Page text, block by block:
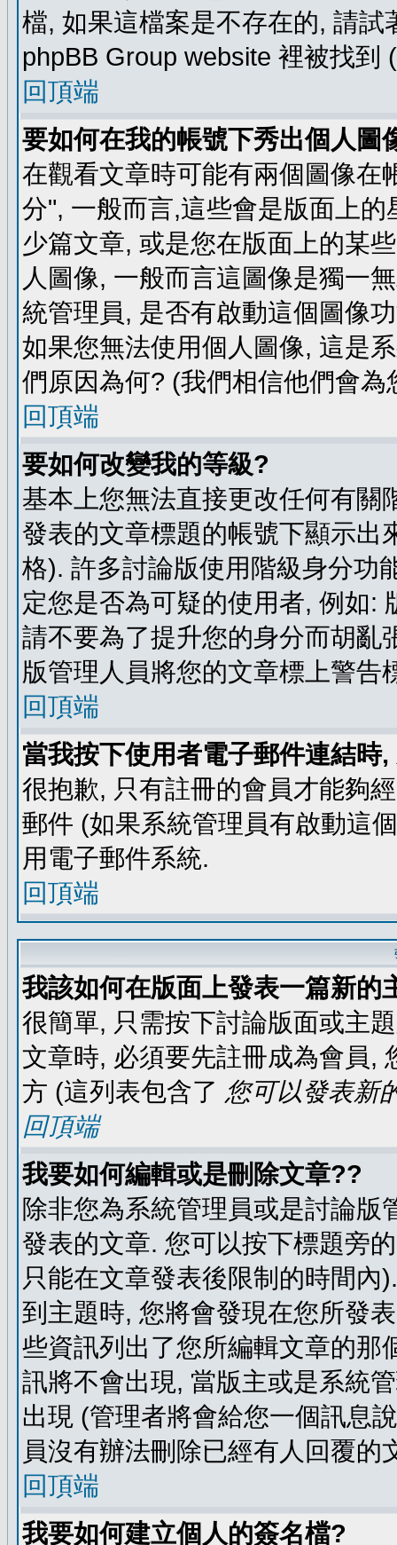
檔, 如果這檔案是不存在的, 請
phpBB Group website 裡被找到
回頂端
要如何在我的帳號下秀出個人圖
在觀看文章時可能有兩個圖像在
分", 一般而言,這些會是版面上
少篇文章, 或是您在版面上的某
人圖像, 一般而言這圖像是獨一
統管理員, 是否有啟動這個圖像
如果您無法使用個人圖像, 這是
們原因為何? (我們相信他們會為
回頂端
要如何改變我的等級?
基本上您無法直接更改任何有關
發表的文章標題的帳號下顯示出
格). 許多討論版使用階級身分功
定您是否為可疑的使用者, 例如:
請不要為了提升您的身分而胡亂
版管理人員將您的文章標上警告
回頂端
當我按下使用者電子郵件連結時
很抱歉, 只有註冊的會員才能夠
郵件 (如果系統管理員有啟動這
用電子郵件系統.
回頂端
我該如何在版面上發表一篇新的
很簡單, 只需按下討論版面或主
文章時, 必須要先註冊成為會員,
方 (這列表包含了 您可以發表新
回頂端
我要如何編輯或是刪除文章??
除非您為系統管理員或是討論
發表的文章. 您可以按下標題旁
只能在文章發表後限制的時間
到主題時, 您將會發現在您所發
些資訊列出了您所編輯文章的那
訊將不會出現, 當版主或是系統
出現 (管理者將會給您一個訊息
員沒有辦法刪除已經有人回覆的
回頂端
我要如何建立個人的簽名檔?